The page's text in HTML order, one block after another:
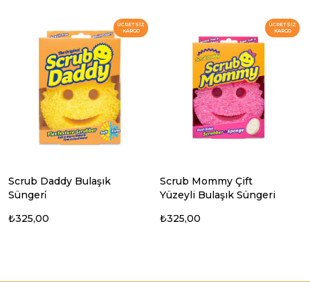
Scrub Daddy Bulaşık
Süngeri̇
₺325,00
ÜCRETSIZ
KARGO
Scrub Mommy Çift
Yüzeyli Bulaşık Süngeri
₺325,00
ÜCRETSIZ
KARGO